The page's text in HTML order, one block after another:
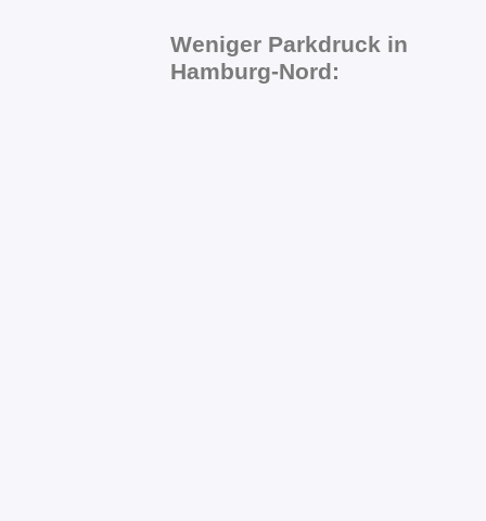
Weniger Parkdruck in
Hamburg-Nord: